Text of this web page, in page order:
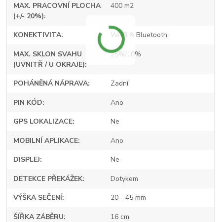
MAX. PRACOVNÍ PLOCHA
(+/- 20%)
400 m2
KONEKTIVITA Wi-Fi & Bluetooth
MAX. SKLON SVAHU
(UVNITŘ / U OKRAJE)
25%/10%
POHÁNĚNÁ NÁPRAVA Zadní
PIN KÓD Ano
GPS LOKALIZACE Ne
MOBILNÍ APLIKACE Ano
DISPLEJ Ne
DETEKCE PŘEKÁŽEK Dotykem
VÝŠKA SEČENÍ 20 - 45 mm
ŠÍŘKA ZÁBĚRU 16 cm